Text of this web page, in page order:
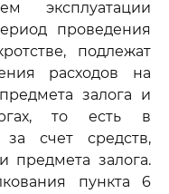
эксплуатации
проведения
подлежат
расходов на
залога и
то есть в
счет средств,
предмета залога.
пункта 6